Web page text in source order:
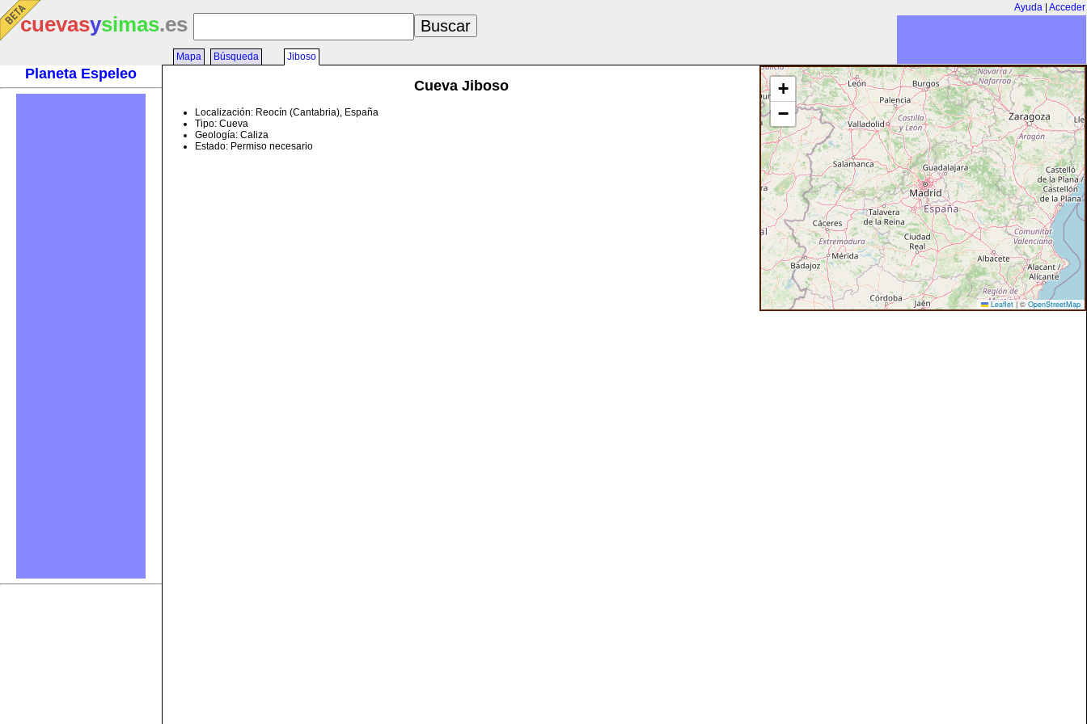
Ayuda Acceder
cuevasysimas.es
Planeta Espeleo
Mapa Búsqueda Jiboso
+
−
Leaflet | © OpenStreetMap
Cueva Jiboso
Localización: Reocín (Cantabria), España
Tipo: Cueva
Geología: Caliza
Estado: Permiso necesario